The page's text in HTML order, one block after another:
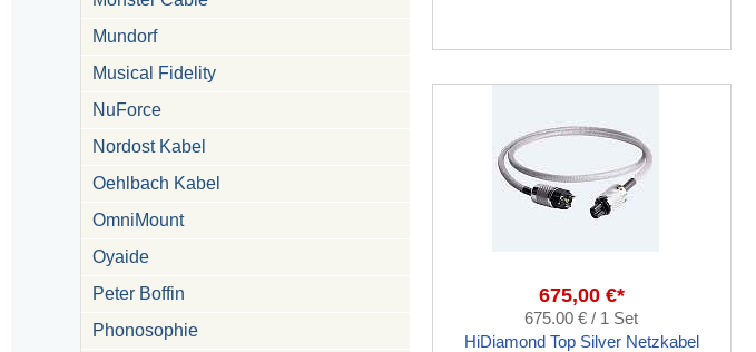
Mundorf
Musical Fidelity
NuForce
Nordost Kabel
Oehlbach Kabel
OmniMount
Oyaide
Peter Boffin
Phonosophie
675,00 €*
675.00 € / 1 Set
HiDiamond Top Silver Netzkabel